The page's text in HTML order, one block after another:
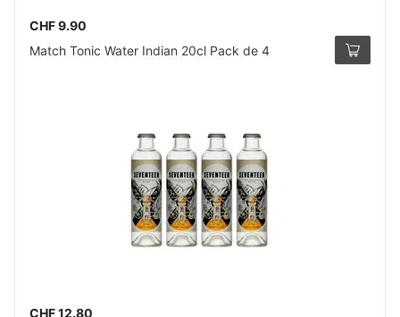
CHF 9.90
Match Tonic Water Indian 20cl Pack de 4
CHF 12.80